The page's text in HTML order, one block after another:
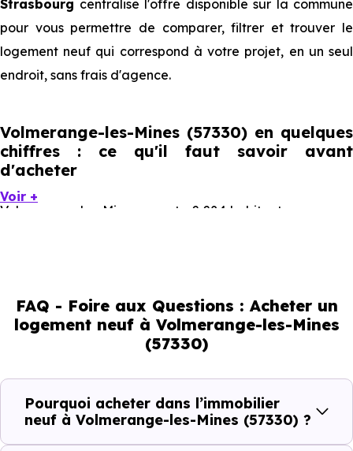
Strasbourg centralise l'offre disponible sur la commune
pour vous permettre de comparer, filtrer et trouver le
logement neuf qui correspond à votre projet, en un seul
endroit, sans frais d'agence.
Volmerange-les-Mines (57330) en quelques
chiffres : ce qu'il faut savoir avant
d'acheter
Volmerange-les-Mines compte 2 284 habitants, avec une
45.45 % d'adultes (dont 72.5 % d'actifs), 21.54 % de
seniors, 16.07 % de jeunes et 16.94 % d'enfants. Un profil
démographique qui renseigne directement sur la
demande locative locale et les typologies de biens les
plus recherchées.
Côté cadre de vie, Volmerange-les-Mines (57330) dispose
Voir +
FAQ - Foire aux Questions : Acheter un
logement neuf à Volmerange-les-Mines
(57330)
Pourquoi acheter dans l’immobilier
neuf à Volmerange-les-Mines (57330) ?